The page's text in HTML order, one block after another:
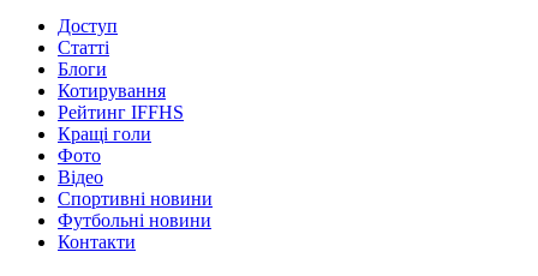
Доступ
Статті
Блоги
Котирування
Рейтинг IFFHS
Кращі голи
Фото
Відео
Спортивні новини
Футбольні новини
Контакти